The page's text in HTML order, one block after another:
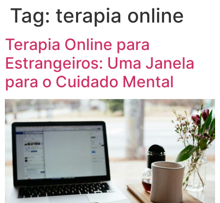
Tag: terapia online
Terapia Online para
Estrangeiros: Uma Janela
para o Cuidado Mental